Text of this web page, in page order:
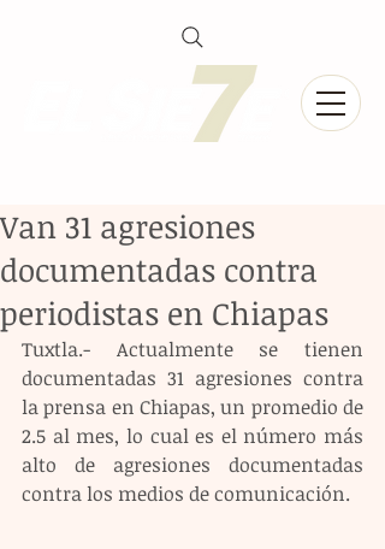
Van 31 agresiones
documentadas contra
periodistas en Chiapas
Tuxtla.- Actualmente se tienen
documentadas 31 agresiones contra
la prensa en Chiapas, un promedio de
2.5 al mes, lo cual es el número más
alto de agresiones documentadas
contra los medios de comunicación.